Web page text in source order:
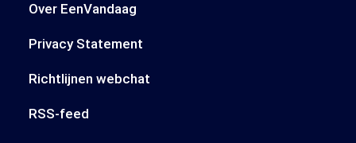
Over EenVandaag
Privacy Statement
Richtlijnen webchat
RSS-feed